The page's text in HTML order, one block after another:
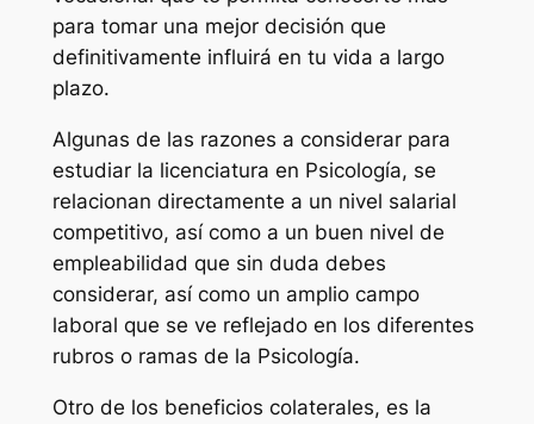
para tomar una mejor decisión que
definitivamente influirá en tu vida a largo
plazo.
Algunas de las razones a considerar para
estudiar la licenciatura en Psicología, se
relacionan directamente a un nivel salarial
competitivo, así como a un buen nivel de
empleabilidad que sin duda debes
considerar, así como un amplio campo
laboral que se ve reflejado en los diferentes
rubros o ramas de la Psicología.
Otro de los beneficios colaterales, es la